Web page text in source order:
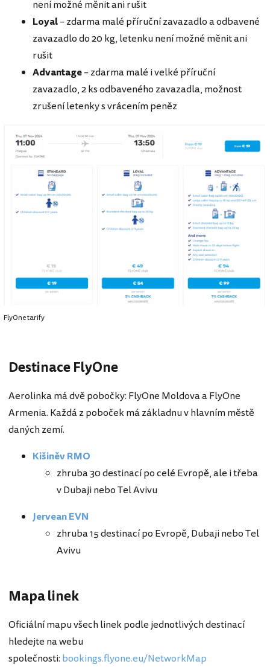
není možné měnit ani rušit
Loyal– zdarma malé příruční zavazadlo a odbavené
zavazadlo do 20 kg, letenku není možné měnit ani
rušit
Advantage– zdarma malé i velké příruční
zavazadlo, 2 ks odbaveného zavazadla, možnost
zrušení letenky s vrácením peněz
FlyOne tarify
Destinace FlyOne
Aerolinka má dvě pobočky: FlyOne Moldova a FlyOne
Armenia. Každá z poboček má základnu v hlavním městě
daných zemí.
Kišiněv RMO
zhruba 30 destinací po celé Evropě, ale i třeba
v Dubaji nebo Tel Avivu
Jervean EVN
zhruba 15 destinací po Evropě, Dubaji nebo Tel
Avivu
Mapa linek
Oficiální mapu všech linek podle jednotlivých destinací
hledejte na webu
společnosti: bookings.flyone.eu/NetworkMap